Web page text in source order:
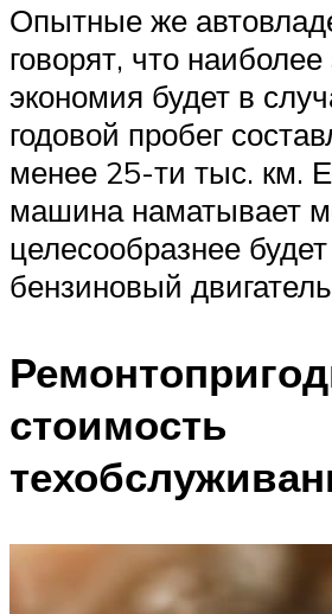
Опытные же
говорят, что
экономия будет в
годовой пробег
менее 25-ти тыс. км.
машина наматывает
целесообразнее
бензиновый
стоимость